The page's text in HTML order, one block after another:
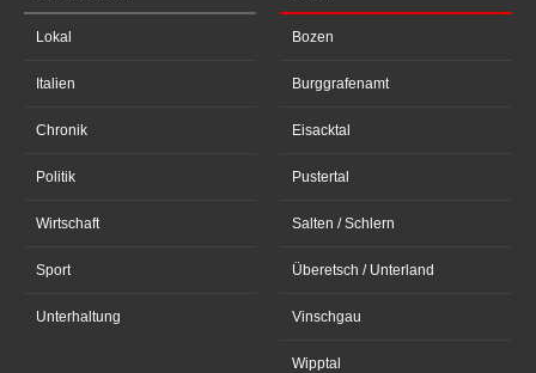
Lokal
Italien
Chronik
Politik
Wirtschaft
Sport
Unterhaltung
Bozen
Burggrafenamt
Eisacktal
Pustertal
Salten / Schlern
Überetsch / Unterland
Vinschgau
Wipptal